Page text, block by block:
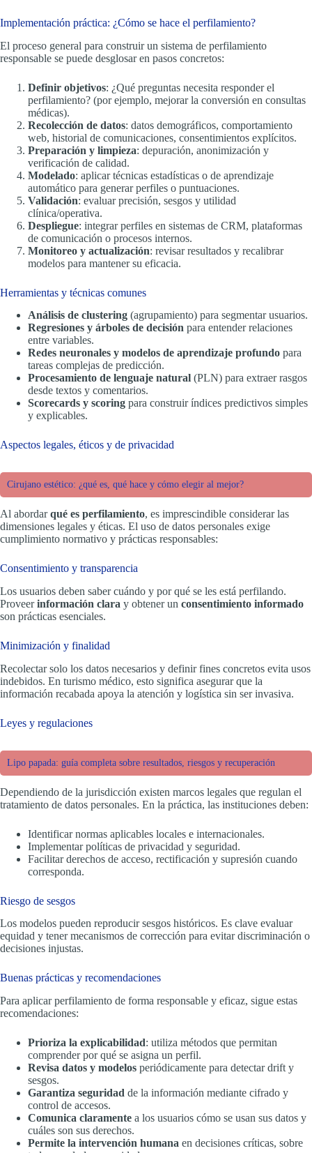
Implementación práctica: ¿Cómo se hace el perfilamiento?
El proceso general para construir un sistema de perfilamiento
responsable se puede desglosar en pasos concretos:
Definir objetivos: ¿Qué preguntas necesita responder el
perfilamiento? (por ejemplo, mejorar la conversión en consultas
médicas).
Recolección de datos: datos demográficos, comportamiento
web, historial de comunicaciones, consentimientos explícitos.
Preparación y limpieza: depuración, anonimización y
verificación de calidad.
Modelado: aplicar técnicas estadísticas o de aprendizaje
automático para generar perfiles o puntuaciones.
Validación: evaluar precisión, sesgos y utilidad
clínica/operativa.
Despliegue: integrar perfiles en sistemas de CRM, plataformas
de comunicación o procesos internos.
Monitoreo y actualización: revisar resultados y recalibrar
modelos para mantener su eficacia.
Herramientas y técnicas comunes
Análisis de clustering (agrupamiento) para segmentar usuarios.
Regresiones y árboles de decisión para entender relaciones
entre variables.
Redes neuronales y modelos de aprendizaje profundo para
tareas complejas de predicción.
Procesamiento de lenguaje natural (PLN) para extraer rasgos
desde textos y comentarios.
Scorecards y scoring para construir índices predictivos simples
y explicables.
Aspectos legales, éticos y de privacidad
Cirujano estético: ¿qué es, qué hace y cómo elegir al mejor?
Al abordarqué es perfilamiento, es imprescindible considerar las
dimensiones legales y éticas. El uso de datos personales exige
cumplimiento normativo y prácticas responsables:
Consentimiento y transparencia
Los usuarios deben saber cuándo y por qué se les está perfilando.
Proveerinformación clara y obtener un consentimiento informado
son prácticas esenciales.
Minimización y finalidad
Recolectar solo los datos necesarios y definir fines concretos evita usos
indebidos. En turismo médico, esto significa asegurar que la
información recabada apoya la atención y logística sin ser invasiva.
Leyes y regulaciones
Lipo papada: guía completa sobre resultados, riesgos y recuperación
Dependiendo de la jurisdicción existen marcos legales que regulan el
tratamiento de datos personales. En la práctica, las instituciones deben:
Identificar normas aplicables locales e internacionales.
Implementar políticas de privacidad y seguridad.
Facilitar derechos de acceso, rectificación y supresión cuando
corresponda.
Riesgo de sesgos
Los modelos pueden reproducir sesgos históricos. Es clave evaluar
equidad y tener mecanismos de corrección para evitar discriminación o
decisiones injustas.
Buenas prácticas y recomendaciones
Para aplicar perfilamiento de forma responsable y eficaz, sigue estas
recomendaciones:
Prioriza la explicabilidad: utiliza métodos que permitan
comprender por qué se asigna un perfil.
Revisa datos y modelos periódicamente para detectar drift y
sesgos.
Garantiza seguridad de la información mediante cifrado y
control de accesos.
Comunica claramente a los usuarios cómo se usan sus datos y
cuáles son sus derechos.
Permite la intervención humana en decisiones críticas, sobre